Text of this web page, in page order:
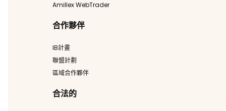
Amillex WebTrader
合作夥伴
IB計畫
聯盟計劃
區域合作夥伴
合法的